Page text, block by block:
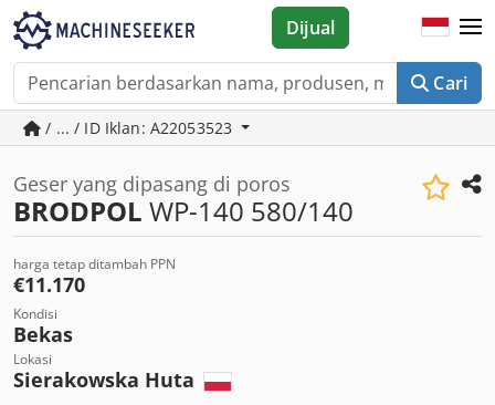
Cari
Dijual
/ ... / ID Iklan: A22053523
Geser yang dipasang di poros
BRODPOL WP-140 580/140
harga tetap ditambah PPN
€11.170
Kondisi
Bekas
Lokasi
Sierakowska Huta